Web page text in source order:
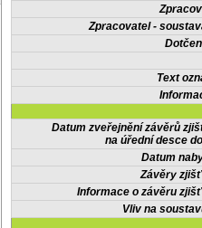
Zpracovatel -
Text
Datum zveřejnění závěrů
na úřední desce
Datum
Závěry
Informace o závěru
Vliv na